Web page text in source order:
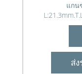
แกน
ส่